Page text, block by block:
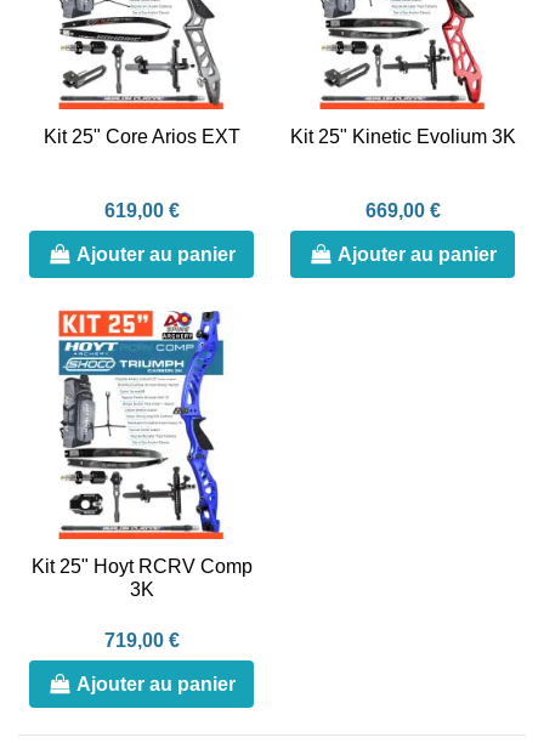
Kit 25" Core Arios EXT
619,00 €
Ajouter au panier
Kit 25" Kinetic Evolium 3K
669,00 €
Ajouter au panier
Kit 25" Hoyt RCRV Comp
3K
719,00 €
Ajouter au panier